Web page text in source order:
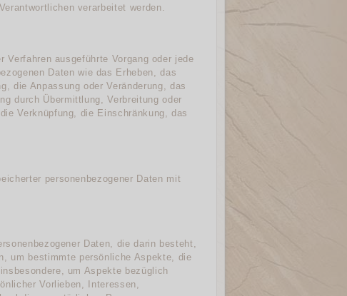
verarbeitet werden.
ausgeführte Vorgang oder jede
Daten wie das Erheben, das
die Anpassung oder Veränderung, das
durch Übermittlung, Verbreitung oder
Verknüpfung, die Einschränkung, das
personenbezogener Daten mit
Daten, die darin besteht,
um bestimmte persönliche Aspekte, die
um Aspekte bezüglich
Vorlieben, Interessen,